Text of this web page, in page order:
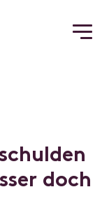
chulden
sser doch